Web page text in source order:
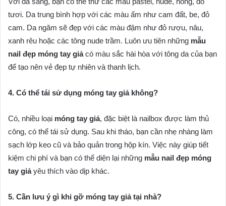
tươi. Da trung bình hợp với các màu ấm như cam đất, be, đỏ
cam. Da ngăm sẽ đẹp với các màu đậm như đỏ rượu, nâu,
xanh rêu hoặc các tông nude trầm. Luôn ưu tiên những mẫu
nail đẹp móng tay giảcó màu sắc hài hòa với tông da của bạn
để tạo nên vẻ đẹp tự nhiên và thanh lịch.
4. Có thể tái sử dụng móng tay giả không?
Có, nhiều loại móng tay giả, đặc biệt là nailbox được làm thủ
công, có thể tái sử dụng. Sau khi tháo, bạn cần nhẹ nhàng làm
sạch lớp keo cũ và bảo quản trong hộp kín. Việc này giúp tiết
kiệm chi phí và bạn có thể diện lại những mẫu nail đẹp móng
tay giảyêu thích vào dịp khác.
5. Cần lưu ý gì khi gỡ móng tay giả tại nhà?